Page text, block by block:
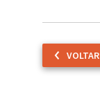
VOLTAR